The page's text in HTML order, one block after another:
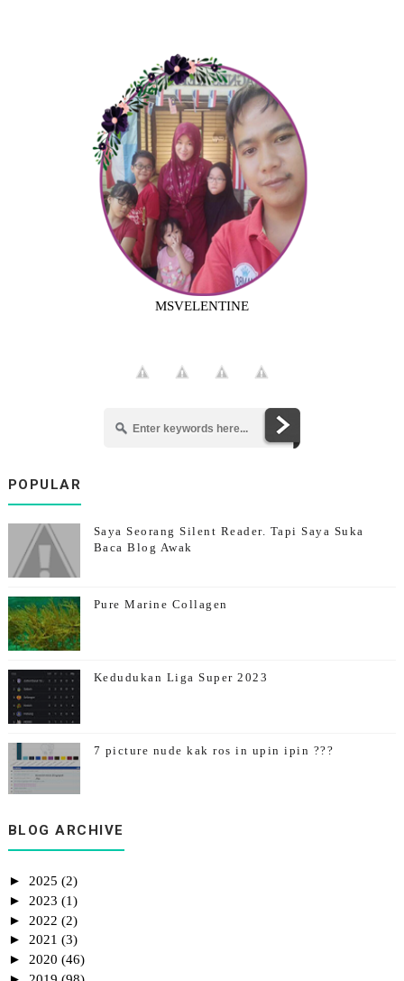
MSVELENTINE
POPULAR
Saya Seorang Silent Reader. Tapi Saya Suka
Baca Blog Awak
Pure Marine Collagen
Kedudukan Liga Super 2023
7 picture nude kak ros in upin ipin ???
1st Giveaway By Emas Putih
BLOG ARCHIVE
► 2025 (2)
► 2023 (1)
► 2022 (2)
► 2021 (3)
► 2020 (46)